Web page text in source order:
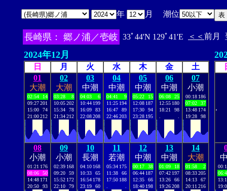
年 月 潮位
長崎県： 郷ノ浦／壱岐 33ﾟ44'N 129ﾟ41'E ＜＜ 前月
2024年12月
日 月 火 水 木 金
土
01
大潮
02:54
14
09:27201
15:00
74
21:00212
02
大潮
03:28
8
10:05202
15:34
78
21:34212
03
中潮
04:03
6
10:44 199
16:09
83
22:08208
04
中潮
04:41
9
11:25 194
16:47
89
22:46203
05
中潮
05:22
15
12:08 187
17:30
94
23:28 195
06
中潮
06:08
25
12:55 180
18:21
98
07
小潮
00:18 186
07:02
37
13:48 174
19:28
98
08
小潮
01:21 176
08:06
50
14:48 171
20:50
93
09
小潮
02:39 168
09:20
59
15:52 172
22:10
79
10
長潮
04:10 168
10:33
65
16:54 178
23:19
60
11
若潮
05:34 175
11:38
66
17:50 188
12
中潮
00:17
38
06:44 187
12:35
66
18:40 198
13
中潮
01:09
18
07:42 197
13:26
66
19:26208
14
大潮
01:58
2
08:33205
14:13
67
20:11 216
.